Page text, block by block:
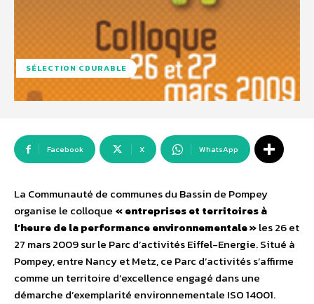
SÉLECTION CDURABLE
Facebook X WhatsApp
La Communauté de communes du Bassin de Pompey
organise le colloque « entreprises et territoires à
l’heure de la performance environnementale »les 26 et
27 mars 2009 sur le Parc d’activités Eiffel-Energie. Situé à
Pompey, entre Nancy et Metz, ce Parc d’activités s’affirme
comme un territoire d’excellence engagé dans une
démarche d’exemplarité environnementale ISO 14001.